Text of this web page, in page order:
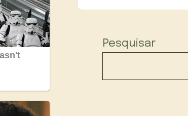
Pesquisar